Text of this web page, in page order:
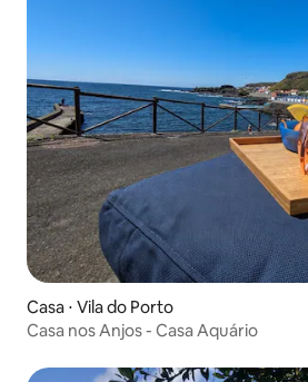
Casa ⋅ Vila do Porto
Casa nos Anjos - Casa Aquário